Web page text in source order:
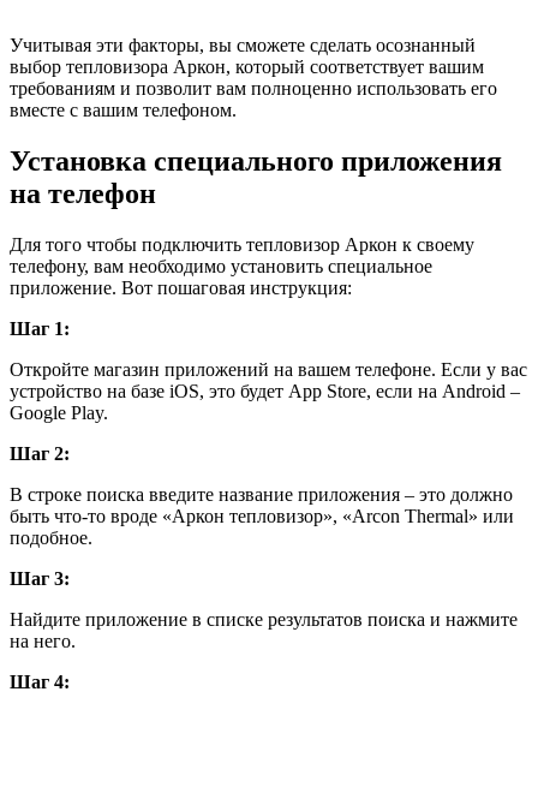
Учитывая эти факторы, вы сможете сделать осознанный
выбор тепловизора Аркон, который соответствует вашим
требованиям и позволит вам полноценно использовать его
вместе с вашим телефоном.
Установка специального приложения
на телефон
Для того чтобы подключить тепловизор Аркон к своему
телефону, вам необходимо установить специальное
приложение. Вот пошаговая инструкция:
Шаг 1:
Откройте магазин приложений на вашем телефоне. Если у вас
устройство на базе iOS, это будет App Store, если на Android –
Google Play.
Шаг 2:
В строке поиска введите название приложения – это должно
быть что-то вроде «Аркон тепловизор», «Arcon Thermal» или
подобное.
Шаг 3:
Найдите приложение в списке результатов поиска и нажмите
на него.
Шаг 4: